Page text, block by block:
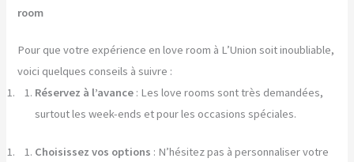
room
Pour que votre expérience en love room à L’Union soit inoubliable,
voici quelques conseils à suivre :
Réservez à l’avance : Les love rooms sont très demandées,
surtout les week-ends et pour les occasions spéciales.
Choisissez vos options : N’hésitez pas à personnaliser votre